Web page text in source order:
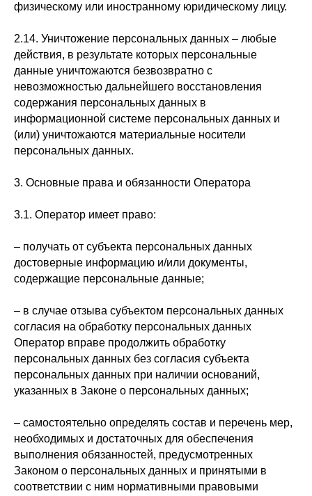
физическому или иностранному юридическому лицу.
2.14. Уничтожение персональных данных – любые
действия, в результате которых персональные
данные уничтожаются безвозвратно с
невозможностью дальнейшего восстановления
содержания персональных данных в
информационной системе персональных данных и
(или) уничтожаются материальные носители
персональных данных.
3. Основные права и обязанности Оператора
3.1. Оператор имеет право:
– получать от субъекта персональных данных
достоверные информацию и/или документы,
содержащие персональные данные;
– в случае отзыва субъектом персональных данных
согласия на обработку персональных данных
Оператор вправе продолжить обработку
персональных данных без согласия субъекта
персональных данных при наличии оснований,
указанных в Законе о персональных данных;
– самостоятельно определять состав и перечень мер,
необходимых и достаточных для обеспечения
выполнения обязанностей, предусмотренных
Законом о персональных данных и принятыми в
соответствии с ним нормативными правовыми